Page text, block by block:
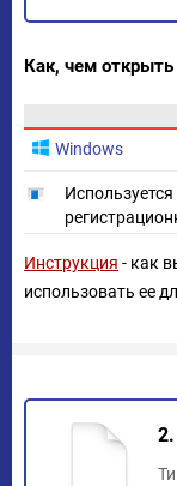
Как, чем
Windows
Инструкция - как
использовать ее